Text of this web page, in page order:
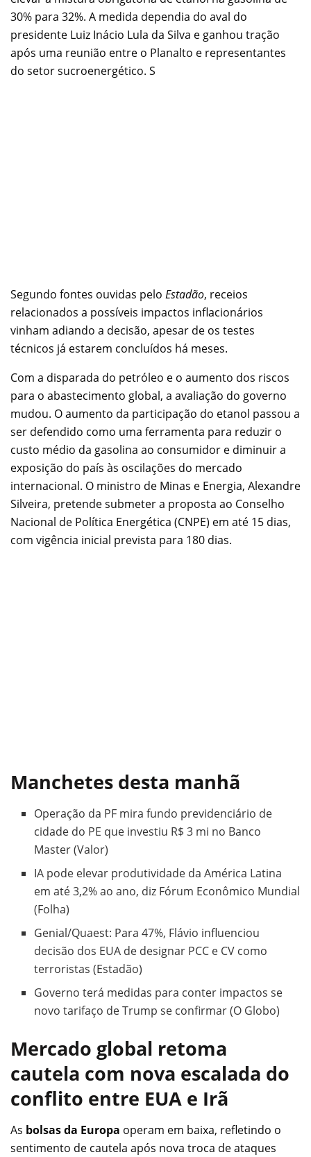
30% para 32%. A medida dependia do aval do
presidente Luiz Inácio Lula da Silva e ganhou tração
após uma reunião entre o Planalto e representantes
do setor sucroenergético. S
Segundo fontes ouvidas pelo Estadão, receios
relacionados a possíveis impactos inflacionários
vinham adiando a decisão, apesar de os testes
técnicos já estarem concluídos há meses.
Com a disparada do petróleo e o aumento dos riscos
para o abastecimento global, a avaliação do governo
mudou. O aumento da participação do etanol passou a
ser defendido como uma ferramenta para reduzir o
custo médio da gasolina ao consumidor e diminuir a
exposição do país às oscilações do mercado
internacional. O ministro de Minas e Energia, Alexandre
Silveira, pretende submeter a proposta ao Conselho
Nacional de Política Energética (CNPE) em até 15 dias,
com vigência inicial prevista para 180 dias.
Manchetes desta manhã
Operação da PF mira fundo previdenciário de
cidade do PE que investiu R$ 3 mi no Banco
Master (Valor)
IA pode elevar produtividade da América Latina
em até 3,2% ao ano, diz Fórum Econômico Mundial
(Folha)
Genial/Quaest: Para 47%, Flávio influenciou
decisão dos EUA de designar PCC e CV como
terroristas (Estadão)
Governo terá medidas para conter impactos se
novo tarifaço de Trump se confirmar (O Globo)
Mercado global retoma
cautela com nova escalada do
conflito entre EUA e Irã
As bolsas da Europa operam em baixa, refletindo o
sentimento de cautela após nova troca de ataques